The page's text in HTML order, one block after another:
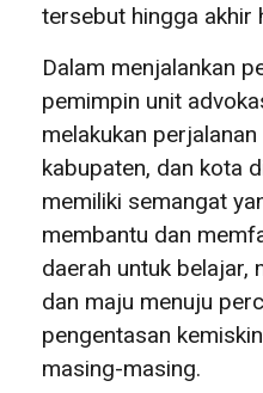
tersebut hingga akhir
Dalam menjalankan
pemimpin unit
melakukan
kabupaten, dan kota
memiliki semangat
membantu dan
daerah untuk belajar,
dan maju menuju
pengentasan
masing-masing.